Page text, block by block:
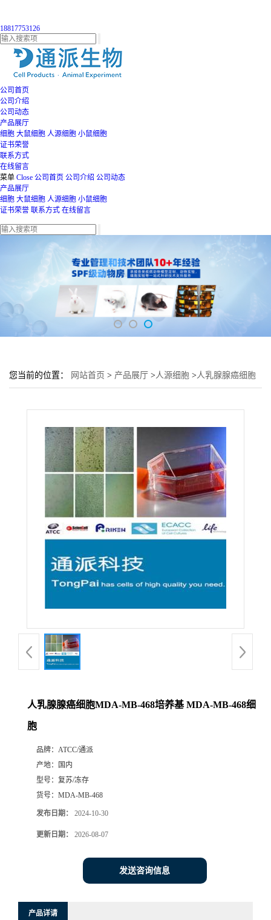
18817753126
公司首页
公司介绍
公司动态
产品展厅
细胞 大鼠细胞 人源细胞 小鼠细胞
证书荣誉
联系方式
在线留言
菜单 Close 公司首页 公司介绍 公司动态
产品展厅
细胞 大鼠细胞 人源细胞 小鼠细胞
证书荣誉 联系方式 在线留言
您当前的位置： 网站首页 > 产品展厅 >人源细胞 >人乳腺腺癌细胞
人乳腺腺癌细胞MDA-MB-468培养基 MDA-MB-468细
胞
品牌： ATCC/通派
产地：
国内
型号： 复苏/冻存
货号： MDA-MB-468
发布日期： 2024-10-30
更新日期： 2026-08-07
发送咨询信息
产品详请